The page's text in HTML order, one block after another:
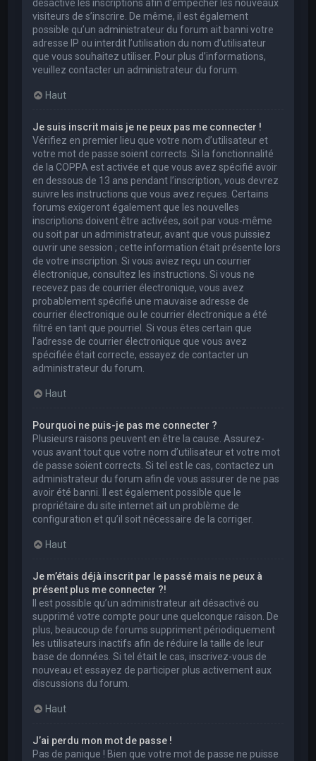
désactivé les inscriptions afin d’empêcher les nouveaux
visiteurs de s’inscrire. De même, il est également
possible qu’un administrateur du forum ait banni votre
adresse IP ou interdit l’utilisation du nom d’utilisateur
que vous souhaitez utiliser. Pour plus d’informations,
veuillez contacter un administrateur du forum.
Haut
Je suis inscrit mais je ne peux pas me connecter !
Vérifiez en premier lieu que votre nom d’utilisateur et
votre mot de passe soient corrects. Si la fonctionnalité
de la COPPA est activée et que vous avez spécifié avoir
en dessous de 13 ans pendant l’inscription, vous devrez
suivre les instructions que vous avez reçues. Certains
forums exigeront également que les nouvelles
inscriptions doivent être activées, soit par vous-même
ou soit par un administrateur, avant que vous puissiez
ouvrir une session ; cette information était présente lors
de votre inscription. Si vous aviez reçu un courrier
électronique, consultez les instructions. Si vous ne
recevez pas de courrier électronique, vous avez
probablement spécifié une mauvaise adresse de
courrier électronique ou le courrier électronique a été
filtré en tant que pourriel. Si vous êtes certain que
l’adresse de courrier électronique que vous avez
spécifiée était correcte, essayez de contacter un
administrateur du forum.
Haut
Pourquoi ne puis-je pas me connecter ?
Plusieurs raisons peuvent en être la cause. Assurez-
vous avant tout que votre nom d’utilisateur et votre mot
de passe soient corrects. Si tel est le cas, contactez un
administrateur du forum afin de vous assurer de ne pas
avoir été banni. Il est également possible que le
propriétaire du site internet ait un problème de
configuration et qu’il soit nécessaire de la corriger.
Haut
Je m’étais déjà inscrit par le passé mais ne peux à
présent plus me connecter ?!
Il est possible qu’un administrateur ait désactivé ou
supprimé votre compte pour une quelconque raison. De
plus, beaucoup de forums suppriment périodiquement
les utilisateurs inactifs afin de réduire la taille de leur
base de données. Si tel était le cas, inscrivez-vous de
nouveau et essayez de participer plus activement aux
discussions du forum.
Haut
J’ai perdu mon mot de passe !
Pas de panique ! Bien que votre mot de passe ne puisse